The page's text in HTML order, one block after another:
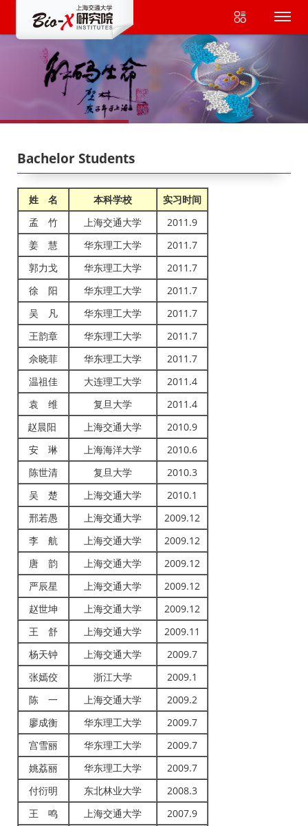
Bachelor Students
姓 名 本科学校
实习时间
孟 竹
上海交通大学
2011.9
姜 慧
华东理工大学
2011.7
郭力戈
华东理工大学
2011.7
徐 阳
华东理工大学
2011.7
吴 凡
华东理工大学
2011.7
王韵章
华东理工大学
2011.7
佘晓菲
华东理工大学
2011.7
温祖佳
大连理工大学
2011.4
袁 维
复旦大学
2011.4
赵晨阳
上海交通大学
2010.9
安 琳
上海海洋大学
2010.6
陈世清
复旦大学
2010.3
吴 楚
上海交通大学
2010.1
邢若愚
上海交通大学
2009.12
李 航
上海交通大学
2009.12
唐 韵
上海交通大学
2009.12
严辰星
上海交通大学
2009.12
赵世坤
上海交通大学
2009.12
王 舒
上海交通大学
2009.11
杨天钟
上海交通大学
2009.7
张嫣佼
浙江大学
2009.1
陈 一
上海交通大学
2009.2
廖成衡
华东理工大学
2009.7
宫雪丽
华东理工大学
2009.7
姚荔丽
华东理工大学
2009.7
付衍明
东北林业大学
2008.3
王 鸣
上海交通大学
2007.9